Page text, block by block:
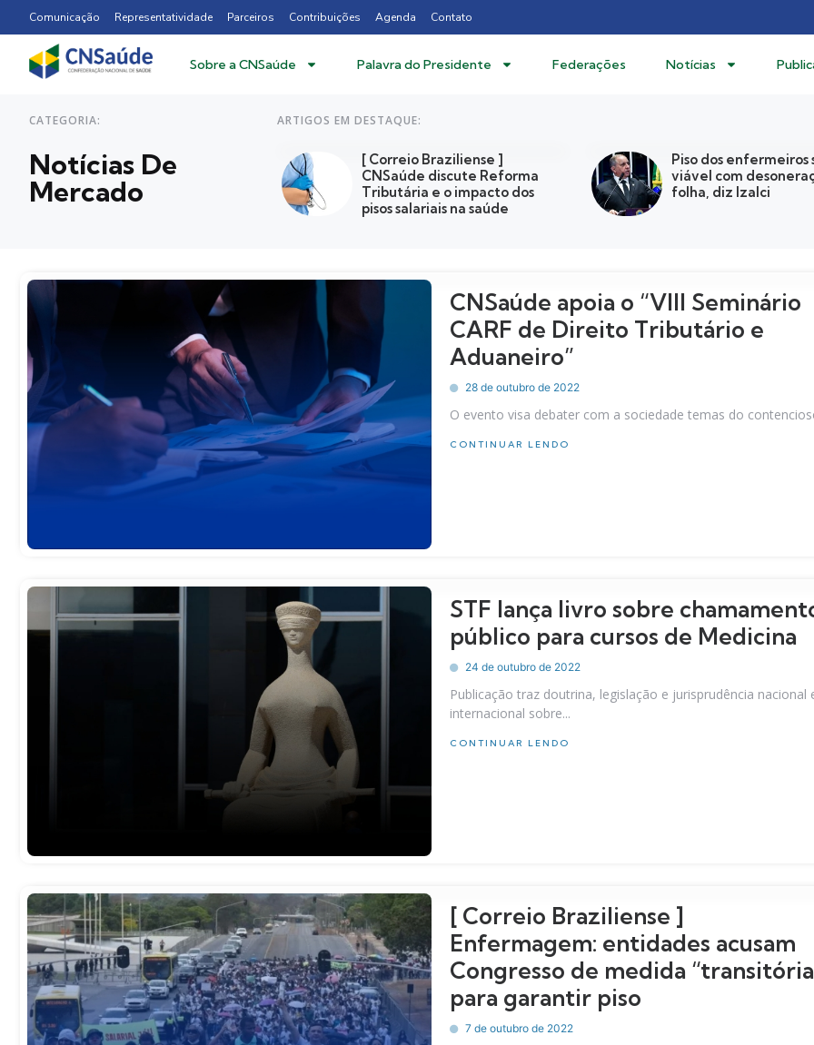
Comunicação Representatividade Parceiros Contribuições Agenda Contato
Sobre a CNSaúde Palavra do Presidente Federações Notícias
CATEGORIA:
Notícias De
Mercado
ARTIGOS EM DESTAQUE:
[ Correio Braziliense ]
CNSaúde discute Reforma
Tributária e o impacto dos
pisos salariais na saúde
Piso dos enfermeiros
viável com
folha, diz Izalci
CNSaúde apoia o “VIII Seminário
CARF de Direito Tributário e
Aduaneiro”
28 de outubro de 2022
O evento visa debater com a sociedade temas do
CONTINUAR LENDO
STF lança livro sobre
público para cursos de Medicina
24 de outubro de 2022
Publicação traz doutrina, legislação e jurisprudência nacional
internacional sobre...
CONTINUAR LENDO
[ Correio Braziliense ]
Enfermagem: entidades acusam
Congresso de medida
para garantir piso
7 de outubro de 2022